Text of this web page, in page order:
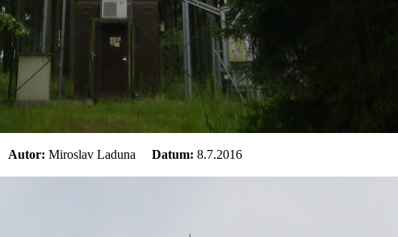
Autor: Miroslav Laduna Datum: 8.7.2016